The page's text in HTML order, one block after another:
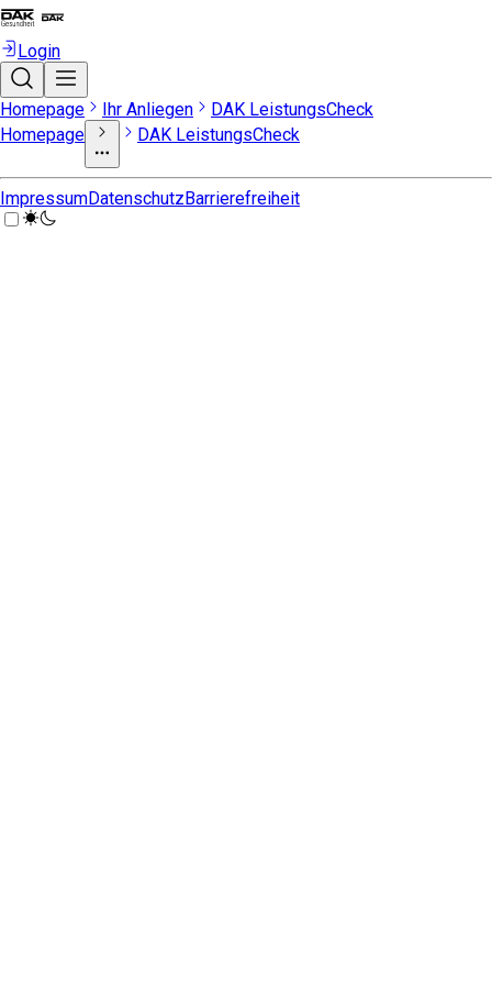
Login
Homepage Ihr Anliegen
DAK LeistungsCheck
Homepage
DAK LeistungsCheck
ImpressumDatenschutzBarrierefreiheit